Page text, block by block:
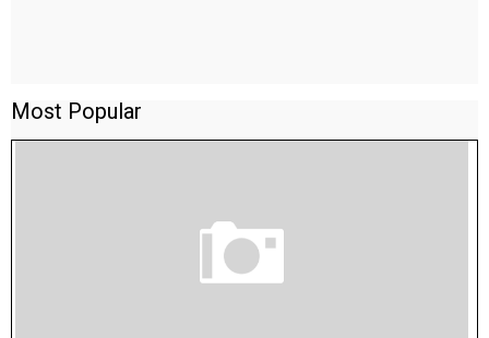
Most Popular